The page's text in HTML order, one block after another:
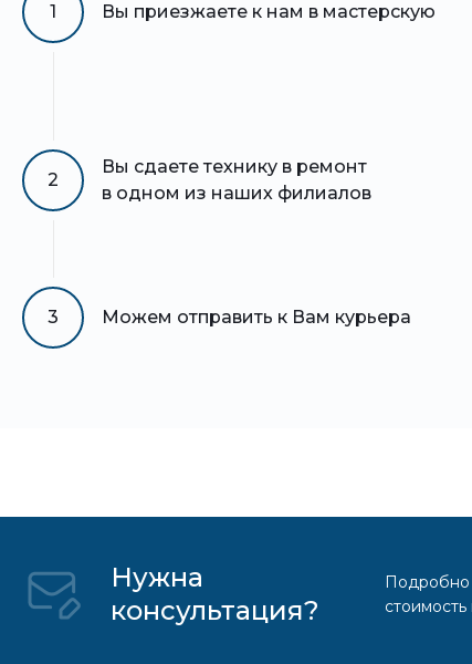
1 Вы приезжаете к нам в мастерскую
2
Вы сдаете технику в ремонт
в одном из наших филиалов
3 Можем отправить к Вам курьера
Нужна
консультация?
Подробно